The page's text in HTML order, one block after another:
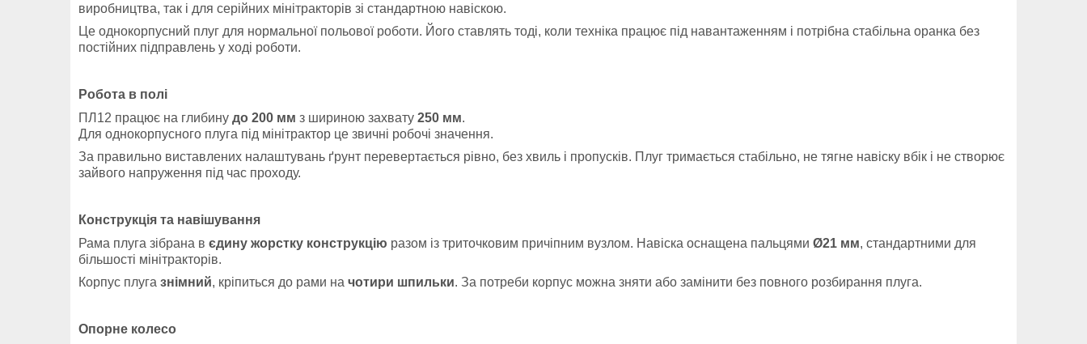
виробництва, так і для серійних мінітракторів зі стандартною навіскою.
Це однокорпусний плуг для нормальної польової роботи. Його ставлять тоді, коли техніка працює під навантаженням і потрібна стабільна оранка без
постійних підправлень у ході роботи.
Робота в полі
ПЛ12 працює на глибину до 200 мм з шириною захвату 250 мм.
Для однокорпусного плуга під мінітрактор це звичні робочі значення.
За правильно виставлених налаштувань ґрунт перевертається рівно, без хвиль і пропусків. Плуг тримається стабільно, не тягне навіску вбік і не створює
зайвого напруження під час проходу.
Конструкція та навішування
Рама плуга зібрана в єдину жорстку конструкцію разом із триточковим причіпним вузлом. Навіска оснащена пальцями Ø21 мм, стандартними для
більшості мінітракторів.
Корпус плуга знімний, кріпиться до рами на чотири шпильки. За потреби корпус можна зняти або замінити без повного розбирання плуга.
Опорне колесо